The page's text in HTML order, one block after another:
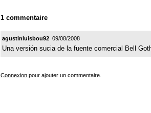
1 commentaire
agustinluisbou92 09/08/2008
Una versión sucia de la fuente comercial Bell
Connexion pour ajouter un commentaire.